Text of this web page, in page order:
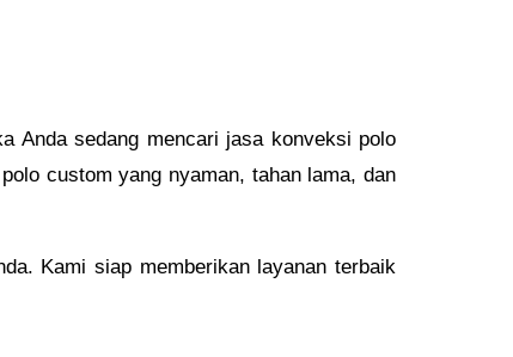
Anda sedang mencari jasa konveksi polo
custom yang nyaman, tahan lama, dan
Kami siap memberikan layanan terbaik